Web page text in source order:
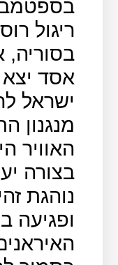
ריגול
אסד
ישראל
מנגנון
האוויר
בצורה
נוהגת
ופגיעה